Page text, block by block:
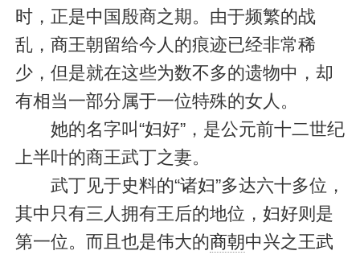
时，正是中国殷商之期。由于频繁的战
乱，商王朝留给今人的痕迹已经非常稀
少，但是就在这些为数不多的遗物中，却
有相当一部分属于一位特殊的女人。
她的名字叫“妇好”，是公元前十二世纪
上半叶的商王武丁之妻。
武丁见于史料的“诸妇”多达六十多位，
其中只有三人拥有王后的地位，妇好则是
第一位。而且也是伟大的商朝中兴之王武